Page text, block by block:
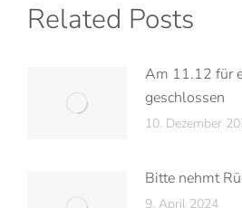
Related Posts
Am 11.12 für
geschlossen
10. Dezember
Bitte nehmt
9. April 2024